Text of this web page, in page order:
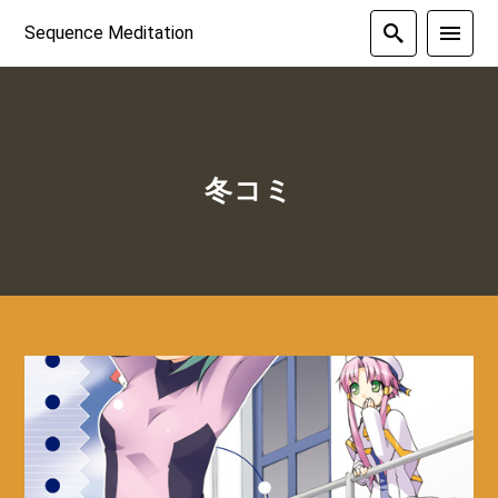
Sequence Meditation
冬コミ